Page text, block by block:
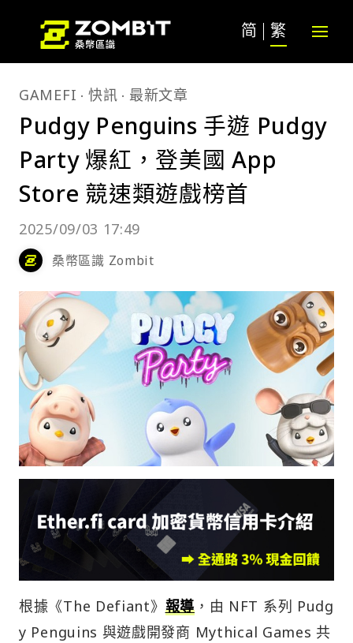
简 繁
GAMEFI 快訊 最新文章
Pudgy Penguins 手遊 Pudgy
Party 爆紅，登美國 App
Store 競速類遊戲榜首
2025/09/03 17:49
桑幣區識 Zombit
根據《The Defiant》 報導，由 NFT 系列 Pudg
y Penguins 與遊戲開發商 Mythical Games 共